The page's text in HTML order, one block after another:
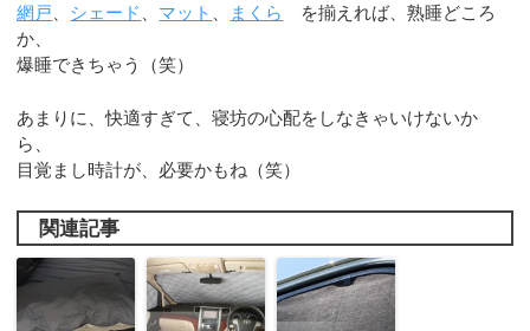
網戸 シェード マット まくら
を揃えれば、熟睡どころ
か、
爆睡できちゃう（笑）
あまりに、快適すぎて、寝坊の心配をしなきゃいけないか
ら、
目覚まし時計が、必要かもね（笑）
関連記事